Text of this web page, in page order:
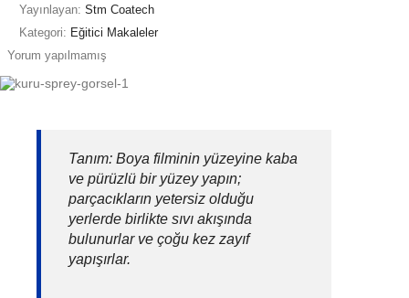
Yayınlayan: Stm Coatech
Kategori: Eğitici Makaleler
Yorum yapılmamış
Tanım: Boya filminin yüzeyine kaba
ve pürüzlü bir yüzey yapın;
parçacıkların yetersiz olduğu
yerlerde birlikte sıvı akışında
bulunurlar ve çoğu kez zayıf
yapışırlar.